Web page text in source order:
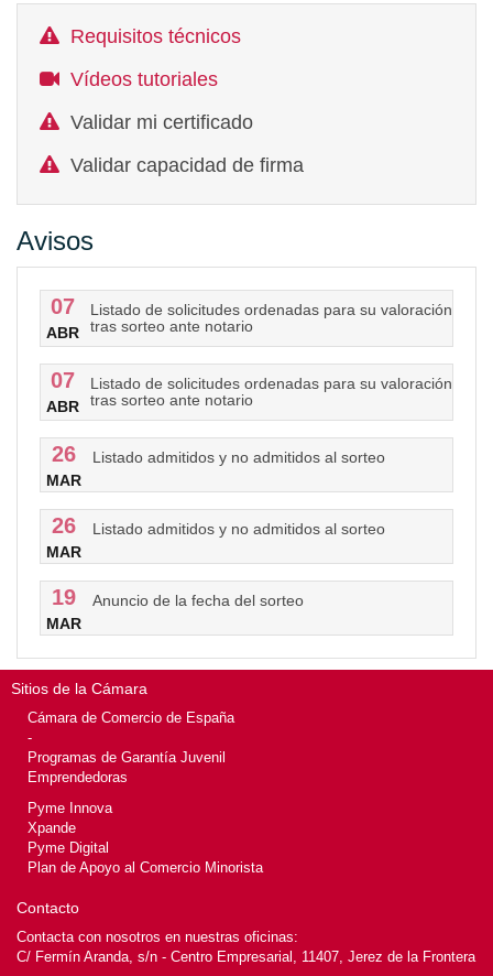
Requisitos técnicos
Vídeos tutoriales
Validar mi certificado
Validar capacidad de firma
Avisos
07
ABR
Listado de solicitudes ordenadas para su valoración
tras sorteo ante notario
07
ABR
Listado de solicitudes ordenadas para su valoración
tras sorteo ante notario
26
MAR
Listado admitidos y no admitidos al sorteo
26
MAR
Listado admitidos y no admitidos al sorteo
19
MAR
Anuncio de la fecha del sorteo
Sitios de la Cámara
Cámara de Comercio de España
-
Programas de Garantía Juvenil
Emprendedoras
Pyme Innova
Xpande
Pyme Digital
Plan de Apoyo al Comercio Minorista
Contacto
Contacta con nosotros en nuestras oficinas:
C/ Fermín Aranda, s/n - Centro Empresarial, 11407, Jerez de la Frontera